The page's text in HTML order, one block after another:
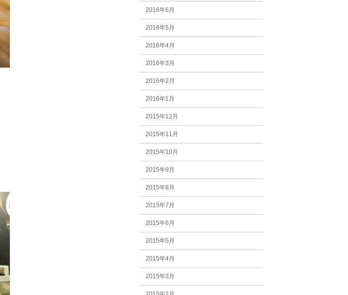
2016年6月
2016年5月
2016年4月
2016年3月
2016年2月
2016年1月
2015年12月
2015年11月
2015年10月
2015年9月
2015年8月
2015年7月
2015年6月
2015年5月
2015年4月
2015年3月